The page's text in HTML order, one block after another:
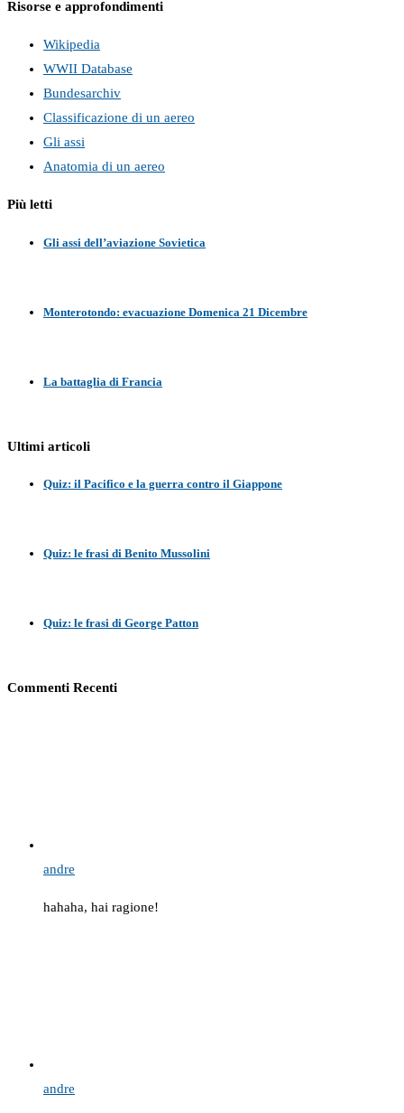
Risorse e approfondimenti
Wikipedia
WWII Database
Bundesarchiv
Classificazione di un aereo
Gli assi
Anatomia di un aereo
Più letti
Gli assi dell’aviazione Sovietica
Monterotondo: evacuazione Domenica 21 Dicembre
La battaglia di Francia
Ultimi articoli
Quiz: il Pacifico e la guerra contro il Giappone
Quiz: le frasi di Benito Mussolini
Quiz: le frasi di George Patton
Commenti Recenti
andre
hahaha, hai ragione!
andre